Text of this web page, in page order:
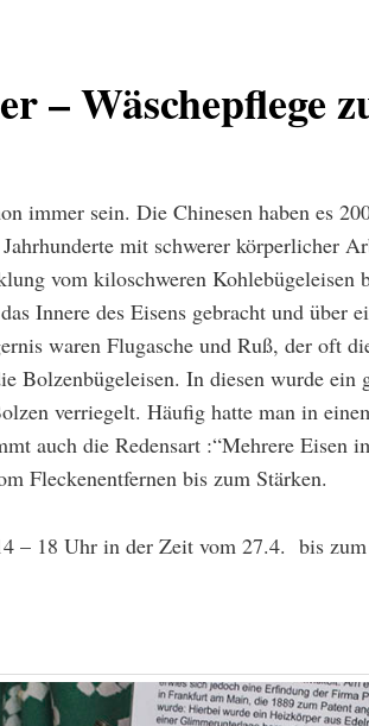
– Wäschepflege
immer sein. Die Chinesen haben es
mit schwerer körperlicher
vom kiloschweren Kohlebügeleisen
Innere des Eisens gebracht und über
waren Flugasche und Ruß, der oft
Bolzenbügeleisen. In diesen wurde
verriegelt. Häufig hatte man in
auch die Redensart :“Mehrere Eisen
Fleckenentfernen bis zum Stärken.
– 18 Uhr in der Zeit vom 27.4. bis